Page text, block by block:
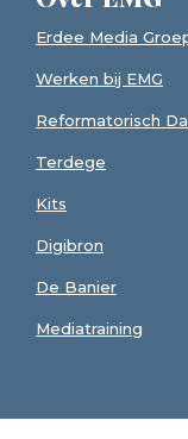
Erdee Media
Werken bij EMG
Reformatorisch
Terdege
Kits
Digibron
De Banier
Mediatraining